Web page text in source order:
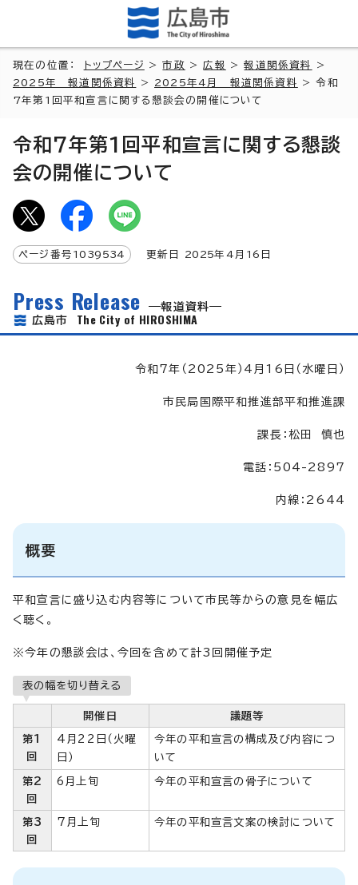
現在の位置： トップページ >市政 >広報 >報道関係資料
>
2025年 報道関係資料
> 2025年4月 報道関係資料
> 令和
7年第1回平和宣言に関する懇談会の開催について
令和7年第1回平和宣言に関する懇談
会の開催について
ページ番号 1039534 更新日 2025年4月 16 日
Press Release
報道資料
広島市 The City of HIROSHIMA
令和7年（2025年）4月16日（水曜日）
市民局国際平和推進部平和推進課
課長：松田 慎也
電話：504-2897
内線：2644
概要
平和宣言に盛り込む内容等について市民等からの意見を幅広
く聴く。
※今年の懇談会は、今回を含めて計3回開催予定
表の幅を切り替える
開催日 議題等
第1
回
4月22日（火曜
日）
今年の平和宣言の構成及び内容につ
いて
第2
回
6月上旬 今年の平和宣言の骨子について
第3
回
7月上旬 今年の平和宣言文案の検討について